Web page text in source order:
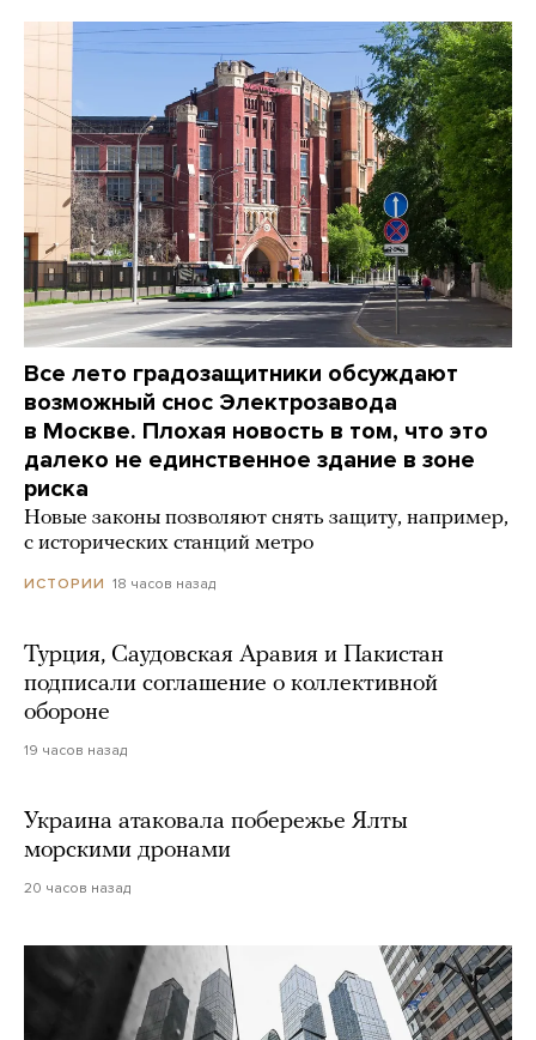
Все лето градозащитники обсуждают
возможный снос Электрозавода
в Москве. Плохая новость в том, что это
далеко не единственное здание в зоне
риска
Новые законы позволяют снять защиту, например,
с исторических станций метро
ИСТОРИИ 18 часов назад
Турция, Саудовская Аравия и Пакистан
подписали соглашение о коллективной
обороне
19 часов назад
Украина атаковала побережье Ялты
морскими дронами
20 часов назад